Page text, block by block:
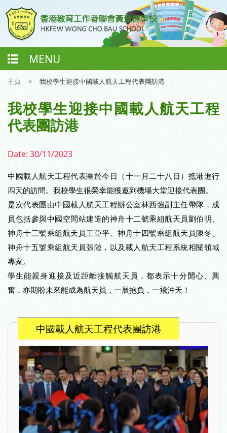
MENU
主頁 > 我校學生迎接中國載人航天工程代表團訪港
我校學生迎接中國載人航天工程
代表團訪港
Date: 30/11/2023
中國載人航天工程代表團於今日（十一月二十八日）抵港進行
四天的訪問。我校學生很榮幸能獲邀到機場大堂迎接代表團。
是次代表團由中國載人航天工程辦公室林西強副主任帶隊，成
員包括參與中國空間站建造的神舟十二號乘組航天員劉伯明、
神舟十三號乘組航天員王亞平、神舟十四號乘組航天員陳冬、
神舟十五號乘組航天員張陸，以及載人航天工程系統相關領域
專家。
學生能親身迎接及近距離接觸航天員，都表示十分開心、興
奮，亦期盼未來能成為航天員，一展抱負，一飛沖天！
中國載人航天工程代表團訪港